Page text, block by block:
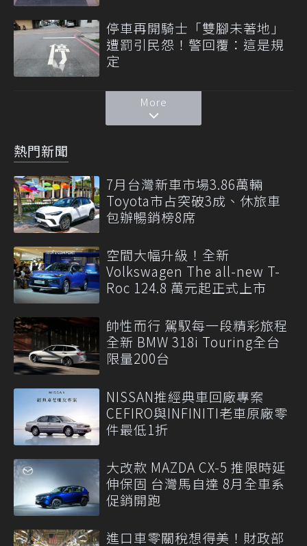
停車再開騎士「雙腳未著地」
遭罰引民怨！警回覆：這是規
定
More
熱門新聞
7月台灣新車市場3.86萬輛
Toyota市占突破3成、休旅車
包辦暢銷榜8席
空間大幅升級！全新
Volkswagen The all-new T-
Roc 124.8 萬元起正式上市
帥性而行 駕馭每一段精彩旅程
全新 BMW 318i Touring全台
限量200台
NISSAN推經典車回廠專案
CEFIRO與INFINITI老車原廠零
件最低1折
大改款 MAZDA CX-5 推限時延
伸保固 台灣馬自達 8月全車系
促銷開跑
進口車零關稅想得美！財政部